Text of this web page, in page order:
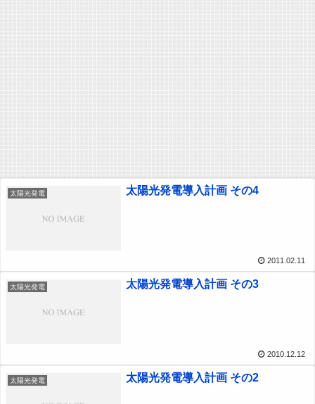
太陽光発電 太陽光発電導入計画 その4
2011.02.11
太陽光発電 太陽光発電導入計画 その3
2010.12.12
太陽光発電 太陽光発電導入計画 その2